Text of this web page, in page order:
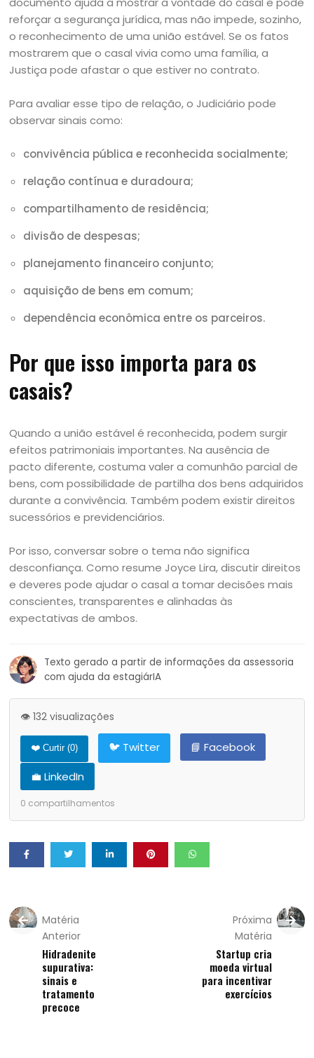
reforçar a segurança jurídica, mas não impede, sozinho,
o reconhecimento de uma união estável. Se os fatos
mostrarem que o casal vivia como uma família, a
Justiça pode afastar o que estiver no contrato.
Para avaliar esse tipo de relação, o Judiciário pode
observar sinais como:
convivência pública e reconhecida socialmente;
relação contínua e duradoura;
compartilhamento de residência;
divisão de despesas;
planejamento financeiro conjunto;
aquisição de bens em comum;
dependência econômica entre os parceiros.
Por que isso importa para os
casais?
Quando a união estável é reconhecida, podem surgir
efeitos patrimoniais importantes. Na ausência de
pacto diferente, costuma valer a comunhão parcial de
bens, com possibilidade de partilha dos bens adquiridos
durante a convivência. Também podem existir direitos
sucessórios e previdenciários.
Por isso, conversar sobre o tema não significa
desconfiança. Como resume Joyce Lira, discutir direitos
e deveres pode ajudar o casal a tomar decisões mais
conscientes, transparentes e alinhadas às
expectativas de ambos.
Texto gerado a partir de informações da assessoria
com ajuda da estagiárIA
👁️ 132 visualizações
❤️ Curtir (0) 🐦 Twitter
📘 Facebook
💼 LinkedIn
0 compartilhamentos
Matéria
Anterior
Hidradenite
supurativa:
sinais e
tratamento
precoce
Próxima
Matéria
Startup cria
moeda virtual
para incentivar
exercícios